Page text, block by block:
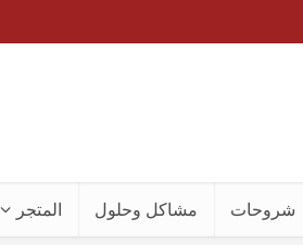
شروحات مشاكل وحلول المتجر